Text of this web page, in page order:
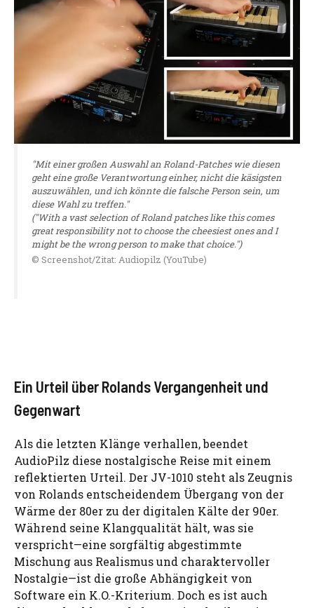
"Mit einer großen Auswahl an Roland-Patches wie diesen
geht eine große Verantwortung einher, nicht die käsigsten
auszuwählen, und ich könnte die falsche Person sein, um
diese Wahl zu treffen."
("With a vast selection of Roland patches like this comes
great responsibility not to choose the cheesiest ones and I
might be the wrong person to make that choice.")
© Screenshot/Zitat: Audiopilz (YouTube)
Ein Urteil über Rolands Vergangenheit und
Gegenwart
Als die letzten Klänge verhallen, beendet
AudioPilz diese nostalgische Reise mit einem
reflektierten Urteil. Der JV-1010 steht als Zeugnis
von Rolands entscheidendem Übergang von der
Wärme der 80er zu der digitalen Kälte der 90er.
Während seine Klangqualität hält, was sie
verspricht—eine sorgfältig abgestimmte
Mischung aus Realismus und charaktervoller
Nostalgie—ist die große Abhängigkeit von
Software ein K.O.-Kriterium. Doch es ist auch